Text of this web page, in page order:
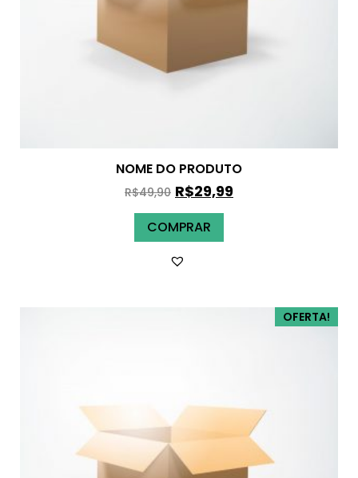
NOME DO PRODUTO
R$49,90 R$29,99
COMPRAR
OFERTA!